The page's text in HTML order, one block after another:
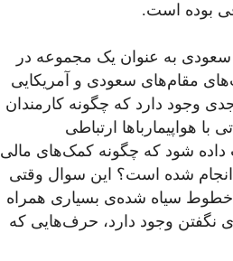
بوده است.
به عنوان یک مجموعه در
مقام‌های سعودی و آمریکایی
وجود دارد که چگونه کارمندان
هواپیماربا‌ها ارتباطی
داده شود که چگونه کمک‌های مالی
انجام شده است؟ این سوال وقتی
خطوط سیاه شده‌ی بسیاری همراه
میان خطوط٬ حرف‌هایی برای نگفتن وجود دارد، حرف‌هایی که